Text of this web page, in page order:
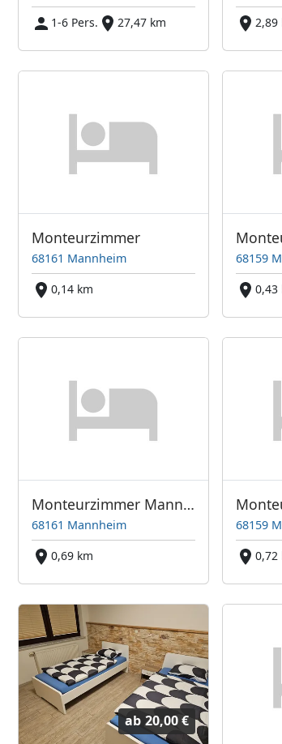
1-6 Pers.
27,47 km
2,89
Monteurzimmer
68161 Mannheim
0,14 km
68159
0,43
Monteurzimmer Mannheim
68161 Mannheim
0,69 km
68159
0,72
ab 20,00 €